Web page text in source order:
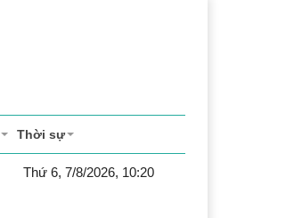
Thời sự
Thứ 6, 7/8/2026, 10:20